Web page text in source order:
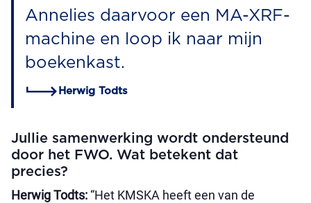
Annelies daarvoor een MA-XRF-
machine en loop ik naar mijn
boekenkast.
Herwig Todts
Jullie samenwerking wordt ondersteund
door het FWO. Wat betekent dat
precies?
Herwig Todts: “Het KMSKA heeft een van de